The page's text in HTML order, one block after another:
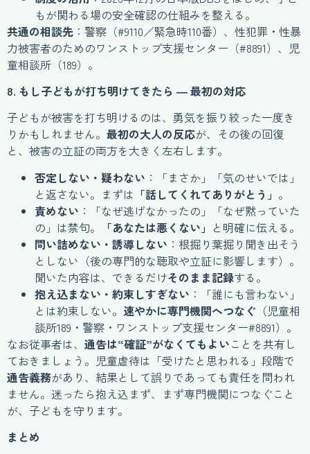
もが関わる場の安全確認の仕組みを整える。
共通の相談先 ：警察（#9110／緊急時110番）、性犯罪・性暴
力被害者のためのワンストップ支援センター（#8891）、児
童相談所（189）。
8. もし子どもが打ち明けてきたら ― 最初の対応
子どもが被害を打ち明けるのは、勇気を振り絞った一度き
りかもしれません。 最初の大人の反応が、その後の回復
と、被害の立証の両方を大きく左右します。
否定しない・疑わない ：「まさか」「気のせいでは」
と返さない。まずは 「話してくれてありがとう」 。
責めない ：「なぜ逃げなかったの」「なぜ黙っていた
の」は禁句。
「あなたは悪くない」 と明確に伝える。
問い詰めない・誘導しない ：根掘り葉掘り聞き出そう
としない（後の専門的な聴取や立証に影響します）。
聞いた内容は、できるだけそのまま記録する。
抱え込まない・約束しすぎない ：「誰にも言わない」
とは約束しない。 速やかに専門機関へつなぐ （児童相
談所189・警察・ワンストップ支援センター#8891）。
なお従事者は、 通告は“確証”がなくてもよいことを共有し
ておきましょう。児童虐待は「受けたと思われる」段階で
通告義務があり、結果として誤りであっても責任を問われ
ません。迷ったら抱え込まず、まず専門機関につなぐこと
が、子どもを守ります。
まとめ